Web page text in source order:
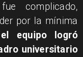
complicado,
por la mínima
el equipo logró
universitario